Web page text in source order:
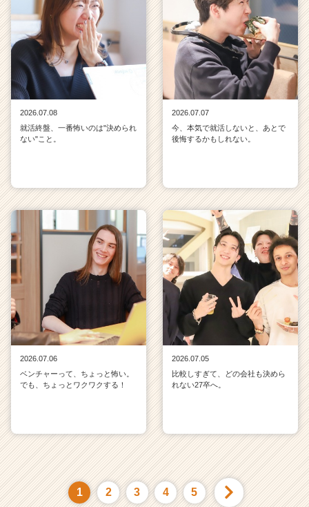
2026.07.08
就活終盤、一番怖いのは"決められ
ない"こと。
2026.07.07
今、本気で就活しないと、あとで
後悔するかもしれない。
2026.07.06
ベンチャーって、ちょっと怖い。
でも、ちょっとワクワクする！
2026.07.05
比較しすぎて、どの会社も決めら
れない27卒へ。
1 2 3 4 5